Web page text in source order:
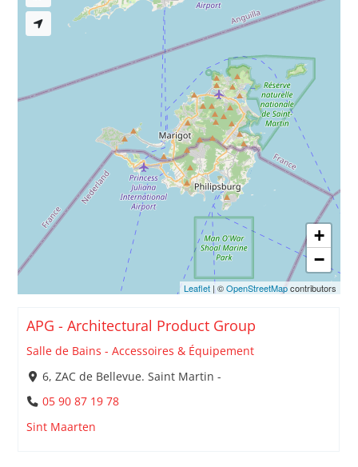
APG - Architectural Product Group
Salle de Bains - Accessoires & Équipement
6, ZAC de Bellevue. Saint Martin -
05 90 87 19 78
Sint Maarten
+
−
Leaflet| ©OpenStreetMapcontributors